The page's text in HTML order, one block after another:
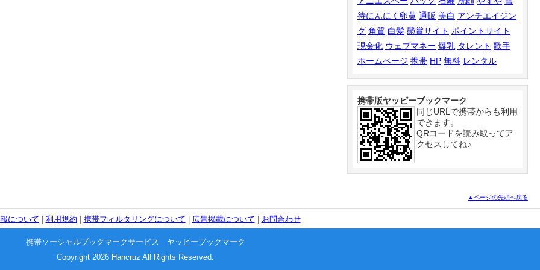
待にんにく卵黄 通販 美白 アンチエイジン
グ 角質 白髪 懸賞サイト ポイントサイト
現金化 ウェブマネー 爆乳 タレント 歌手
ホームページ 携帯 HP 無料 レンタル
携帯版ヤッピーブックマーク
同じURLで携帯からも利用
できます。
QRコードを読み取ってア
クセスしてね♪
▲ページの先頭へ戻る
について 利用規約 携帯フィルタリングについて 広告掲載について お問合わせ
携帯ソーシャルブックマークサービス ヤッピーブックマーク
Copyright 2026 Hancruz All Rights Reserved.